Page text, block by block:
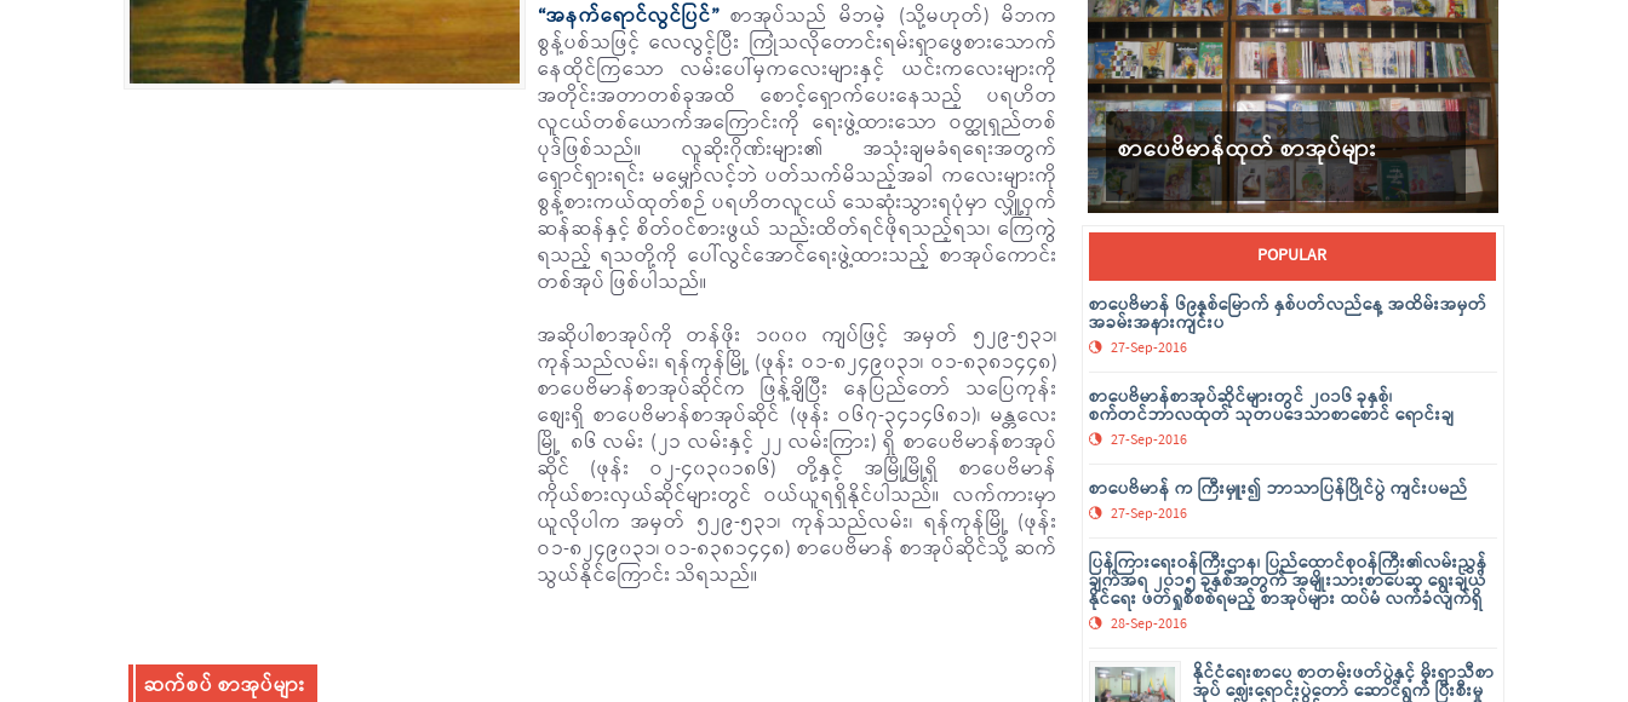
“အနက်ရောင်လွင်ပြင်”စာအုပ်သည် မိဘမဲ့ (သို့မဟုတ်) မိဘက
စွန့်ပစ်သဖြင့် လေလွင့်ပြီး ကြုံသလိုတောင်းရမ်းရှာဖွေစားသောက်
နေထိုင်ကြသော လမ်းပေါ်မှကလေးများနှင့် ယင်းကလေးများကို
အတိုင်းအတာတစ်ခုအထိ စောင့်ရှောက်ပေးနေသည့် ပရဟိတ
လူငယ်တစ်ယောက်အကြောင်းကို ရေးဖွဲ့ထားသော ဝတ္ထုရှည်တစ်
ပုဒ်ဖြစ်သည်။ လူဆိုးဂိုဏ်းများ၏ အသုံးချမခံရရေးအတွက်
ရှောင်ရှားရင်း မမျှော်လင့်ဘဲ ပတ်သက်မိသည့်အခါ ကလေးများကို
စွန့်စားကယ်ထုတ်စဉ် ပရဟိတလူငယ် သေဆုံးသွားရပုံမှာ လျှို့ဝှက်
ဆန်ဆန်နှင့် စိတ်ဝင်စားဖွယ် သည်းထိတ်ရင်ဖိုရသည့်ရသ၊ ကြေကွဲ
ရသည့် ရသတို့ကို ပေါ်လွင်အောင်ရေးဖွဲ့ထားသည့် စာအုပ်ကောင်း
တစ်အုပ် ဖြစ်ပါသည်။
အဆိုပါစာအုပ်ကို တန်ဖိုး ၁၀၀၀ ကျပ်ဖြင့် အမှတ် ၅၂၉-၅၃၁၊
ကုန်သည်လမ်း၊ ရန်ကုန်မြို့ (ဖုန်း ဝ၁-၈၂၄၉၀၃၁၊ ဝ၁-၈၃၈၁၄၄၈)
စာပေဗိမာန်စာအုပ်ဆိုင်က ဖြန့်ချိပြီး နေပြည်တော် သပြေကုန်း
စျေးရှိ စာပေဗိမာန်စာအုပ်ဆိုင် (ဖုန်း ဝ၆၇-၃၄၁၄၆၈၁)၊ မန္တလေး
မြို့ ၈၆ လမ်း (၂၁ လမ်းနှင့် ၂၂ လမ်းကြား) ရှိ စာပေဗိမာန်စာအုပ်
ဆိုင် (ဖုန်း ဝ၂-၄၀၃၀၁၈၆) တို့နှင့် အမြို့မြို့ရှိ စာပေဗိမာန်
ကိုယ်စားလှယ်ဆိုင်များတွင် ဝယ်ယူရရှိနိုင်ပါသည်။ လက်ကားမှာ
ယူလိုပါက အမှတ် ၅၂၉-၅၃၁၊ ကုန်သည်လမ်း၊ ရန်ကုန်မြို့ (ဖုန်း
ဝ၁-၈၂၄၉၀၃၁၊ ဝ၁-၈၃၈၁၄၄၈) စာပေဗိမာန် စာအုပ်ဆိုင်သို့ ဆက်
သွယ်နိုင်ကြောင်း သိရသည်။
ဆက်စပ် စာအုပ်များ
စာပေဗိမာန်ထုတ် စာအုပ်များ
POPULAR
စာပေဗိမာန် ၆၉နှစ်မြောက် နှစ်ပတ်လည်နေ့ အထိမ်းအမှတ်
အခမ်းအနားကျင်းပ
27-Sep-2016
စာပေဗိမာန်စာအုပ်ဆိုင်များတွင် ၂၀၁၆ ခုနှစ်၊
စက်တင်ဘာလထုတ် သုတပဒေသာစာစောင် ရောင်းချ
27-Sep-2016
စာပေဗိမာန် က ကြီးမှူး၍ ဘာသာပြန်ပြိုင်ပွဲ ကျင်းပမည်
27-Sep-2016
ပြန်ကြားရေးဝန်ကြီးဌာန၊ ပြည်ထောင်စုဝန်ကြီး၏လမ်းညွှန်
ချက်အရ ၂၀၁၅ ခုနှစ်အတွက် အမျိုးသားစာပေဆု ရွေးချယ်
နိုင်ရေး ဖတ်ရှုစိစစ်ရမည့် စာအုပ်များ ထပ်မံ လက်ခံလျက်ရှိ
28-Sep-2016
နိုင်ငံရေးစာပေ စာတမ်းဖတ်ပွဲနှင့် မိုးရာသီစာ
အုပ် ဈေးရောင်းပွဲတော် ဆောင်ရွက် ပြီးစီးမှု